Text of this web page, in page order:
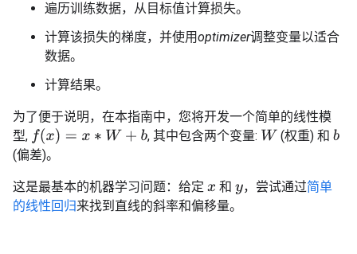
遍历训练数据，从目标值计算损失。
计算该损失的梯度，并使用optimizer调整变量以适合
数据。
计算结果。
为了便于说明，在本指南中，您将开发一个简单的线性模
型, f(x)=x ∗W+ b , 其中包含两个变量: W (权重) 和 b
(偏差)。
这是最基本的机器学习问题：给定 x 和y，尝试通过简单
的线性回归来找到直线的斜率和偏移量。